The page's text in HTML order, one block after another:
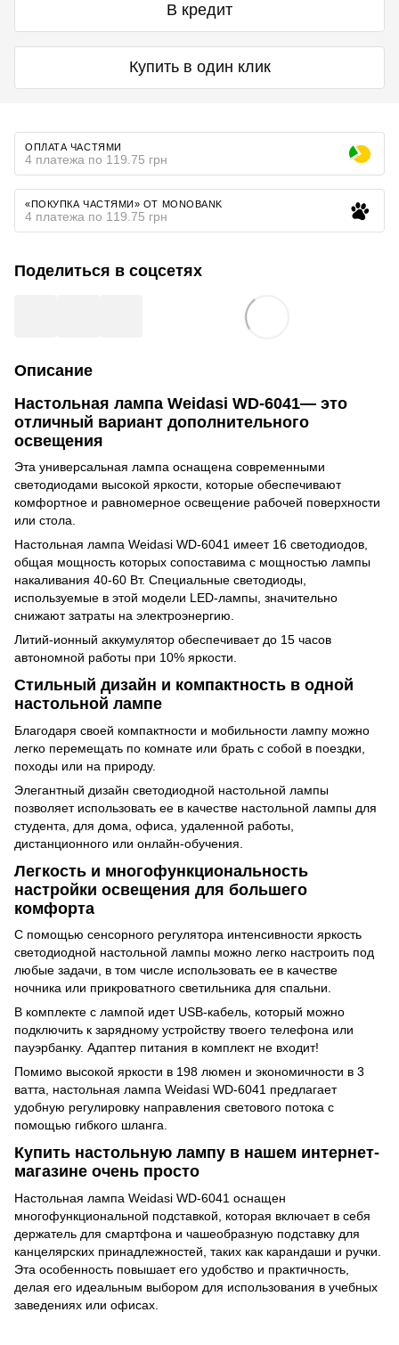
В кредит
Купить в один клик
ОПЛАТА ЧАСТЯМИ
4 платежа по 119.75 грн
«ПОКУПКА ЧАСТЯМИ» ОТ MONOBANK
4 платежа по 119.75 грн
Поделиться в соцсетях
Описание
Настольная лампа Weidasi WD-6041— это
отличный вариант дополнительного
освещения
Эта универсальная лампа оснащена современными
светодиодами высокой яркости, которые обеспечивают
комфортное и равномерное освещение рабочей поверхности
или стола.
Настольная лампа Weidasi WD-6041 имеет 16 светодиодов,
общая мощность которых сопоставима с мощностью лампы
накаливания 40-60 Вт. Специальные светодиоды,
используемые в этой модели LED-лампы, значительно
снижают затраты на электроэнергию.
Литий-ионный аккумулятор обеспечивает до 15 часов
автономной работы при 10% яркости.
Стильный дизайн и компактность в одной
настольной лампе
Благодаря своей компактности и мобильности лампу можно
легко перемещать по комнате или брать с собой в поездки,
походы или на природу.
Элегантный дизайн светодиодной настольной лампы
позволяет использовать ее в качестве настольной лампы для
студента, для дома, офиса, удаленной работы,
дистанционного или онлайн-обучения.
Легкость и многофункциональность
настройки освещения для большего
комфорта
С помощью сенсорного регулятора интенсивности яркость
светодиодной настольной лампы можно легко настроить под
любые задачи, в том числе использовать ее в качестве
ночника или прикроватного светильника для спальни.
В комплекте с лампой идет USB-кабель, который можно
подключить к зарядному устройству твоего телефона или
пауэрбанку. Адаптер питания в комплект не входит!
Помимо высокой яркости в 198 люмен и экономичности в 3
ватта, настольная лампа Weidasi WD-6041 предлагает
удобную регулировку направления светового потока с
помощью гибкого шланга.
Купить настольную лампу в нашем интернет-
магазине очень просто
Настольная лампа Weidasi WD-6041 оснащен
многофункциональной подставкой, которая включает в себя
держатель для смартфона и чашеобразную подставку для
канцелярских принадлежностей, таких как карандаши и ручки.
Эта особенность повышает его удобство и практичность,
делая его идеальным выбором для использования в учебных
заведениях или офисах.